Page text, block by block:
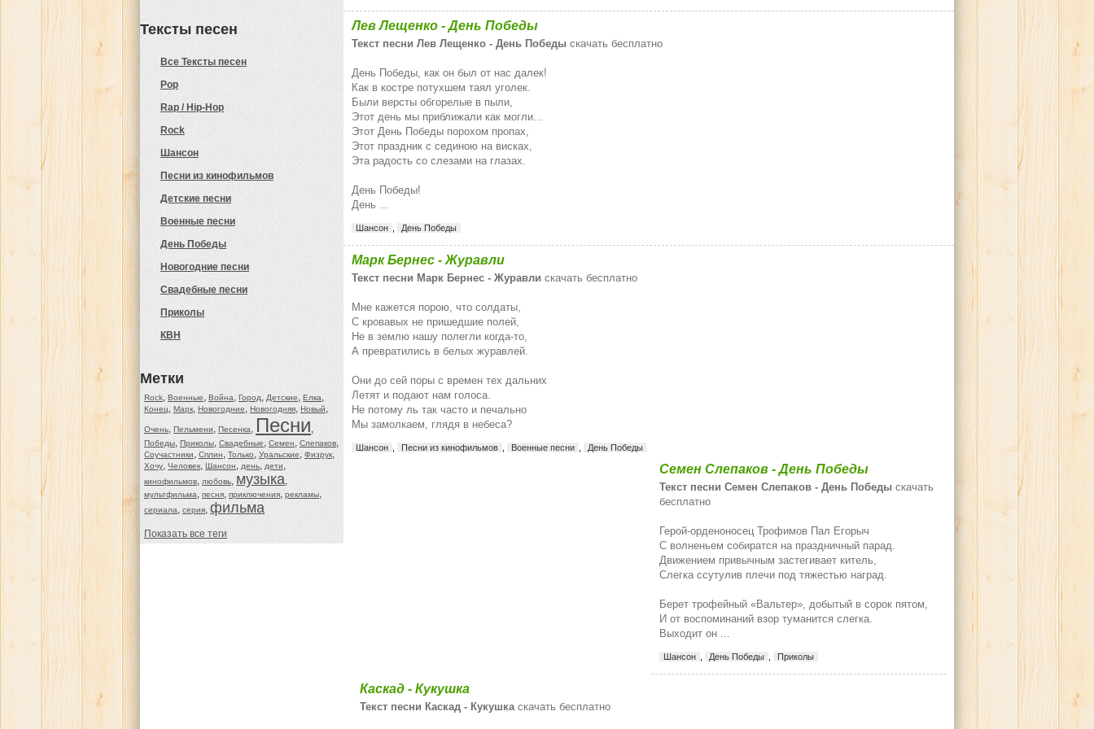
Тексты песен
Все Тексты песен
Pop
Rap / Hip-Hop
Rock
Шансон
Песни из кинофильмов
Детские песни
Военные песни
День Победы
Новогодние песни
Свадебные песни
Приколы
КВН
Метки
Rock, Военные, Война, Город, Детские, Елка,
Конец, Марк, Новогодние, Новогодняя, Новый,
Очень, Пельмени, Песенка, Песни,
Победы, Приколы, Свадебные, Семен, Слепаков,
Соучастники, Сплин, Только, Уральские, Физрук,
Хочу, Человек, Шансон, день, дети,
кинофильмов, любовь, музыка,
мультфильма, песня, приключения, рекламы,
сериала, серия, фильма
Показать все теги
Лев Лещенко - День Победы
Текст песни Лев Лещенко - День Победы скачать бесплатно
День Победы, как он был от нас далек!
Как в костре потухшем таял уголек.
Были версты обгорелые в пыли,
Этот день мы приближали как могли...
Этот День Победы порохом пропах,
Этот праздник с сединою на висках,
Эта радость со слезами на глазах.
День Победы!
День ...
Шансон День Победы
Марк Бернес - Журавли
Текст песни Марк Бернес - Журавли скачать бесплатно
Мне кажется порою, что солдаты,
С кровавых не пришедшие полей,
Не в землю нашу полегли когда-то,
А превратились в белых журавлей.
Они до сей поры с времен тех дальних
Летят и подают нам голоса.
Не потому ль так часто и печально
Мы замолкаем, глядя в небеса?
Шансон Песни из кинофильмов Военные песни День Победы
Семен Слепаков - День Победы
Текст песни Семен Слепаков - День Победы скачать
бесплатно
Герой-орденоносец Трофимов Пал Егорыч
С волненьем собиратся на праздничный парад.
Движением привычным застегивает китель,
Слегка ссутулив плечи под тяжестью наград.
Берет трофейный «Вальтер», добытый в сорок пятом,
И от воспоминаний взор туманится слегка.
Выходит он ...
Шансон День Победы Приколы
Каскад - Кукушка
Текст песни Каскад - Кукушкаскачать бесплатно